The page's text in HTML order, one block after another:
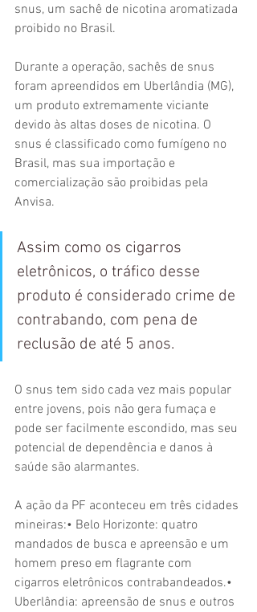
snus, um sachê de nicotina aromatizada
proibido no Brasil.
Durante a operação, sachês de snus
foram apreendidos em Uberlândia (MG),
um produto extremamente viciante
devido às altas doses de nicotina. O
snus é classificado como fumígeno no
Brasil, mas sua importação e
comercialização são proibidas pela
Anvisa.
Assim como os cigarros
eletrônicos, o tráfico desse
produto é considerado crime de
contrabando, com pena de
reclusão de até 5 anos.
O snus tem sido cada vez mais popular
entre jovens, pois não gera fumaça e
pode ser facilmente escondido, mas seu
potencial de dependência e danos à
saúde são alarmantes.
A ação da PF aconteceu em três cidades
mineiras:• Belo Horizonte: quatro
mandados de busca e apreensão e um
homem preso em flagrante com
cigarros eletrônicos contrabandeados.•
Uberlândia: apreensão de snus e outros